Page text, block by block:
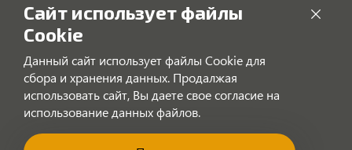
Сайт использует файлы
Cookie
Данный сайт использует файлы Cookie для
сбора и хранения данных. Продалжая
использовать сайт, Вы даете свое согласие на
использование данных файлов.